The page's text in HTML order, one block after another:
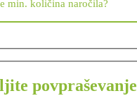
min. količina naročila?
povpraševanje